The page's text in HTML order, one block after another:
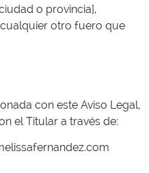
o provincia],
otro fuero que
con este Aviso Legal,
el Titular a través de: